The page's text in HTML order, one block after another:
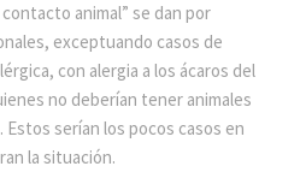
animal” se dan por
exceptuando casos de
con alergia a los ácaros del
no deberían tener animales
Estos serían los pocos casos en
la situación.